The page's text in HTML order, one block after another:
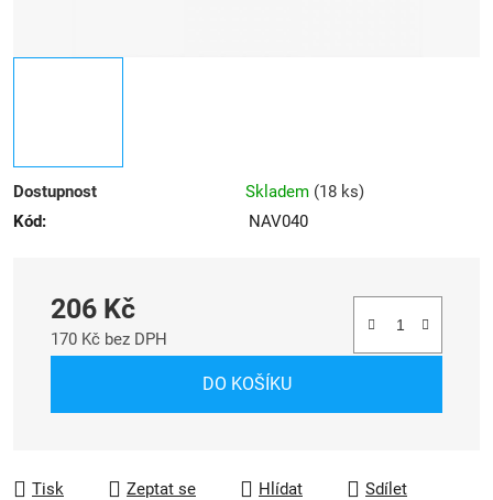
Dostupnost Skladem (18 ks)
Kód:
NAV040
206 Kč
170 Kč bez DPH
DO KOŠÍKU
Tisk Zeptat se Hlídat Sdílet